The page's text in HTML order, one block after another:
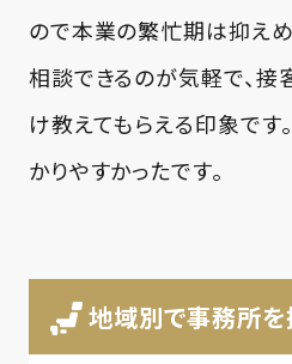
コラム
ので本業の繁忙期は抑え
相談できるのが気軽で、
け教えてもらえる印象で
かりやすかったです。
地域別で事務所を